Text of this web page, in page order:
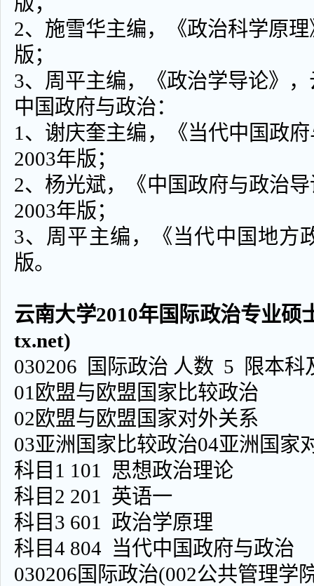
2、施雪华主编，《政治科学原
版；
3、周平主编，《政治学导论》
中国政府与政治：
1、谢庆奎主编，《当代中国政
2003年版；
2、杨光斌，《中国政府与政治
2003年版；
3、周平主编，《当代中国地方
版。
云南大学2010年国际政治专业硕
tx.net)
030206 国际政治 人数 5 限本科
01欧盟与欧盟国家比较政治
02欧盟与欧盟国家对外关系
03亚洲国家比较政治04亚洲国家
科目1 101 思想政治理论
科目2 201 英语一
科目3 601 政治学原理
科目4 804 当代中国政府与政治
030206国际政治(002公共管理学